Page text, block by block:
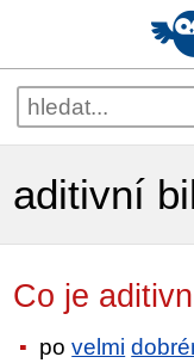
aditivní
Co je
povelmi